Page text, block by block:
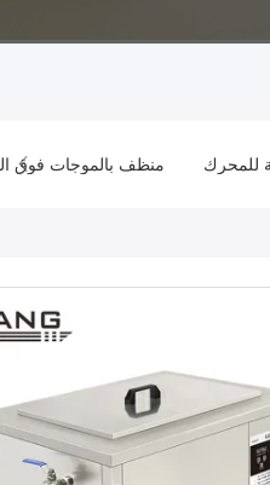
للمحرك منظف ​​بالموجات فوق